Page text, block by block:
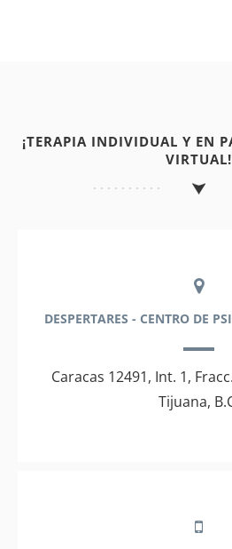
¡TERAPIA INDIVIDUAL Y EN
VIRTUAL!
DESPERTARES - CENTRO DE
Caracas 12491, Int. 1,
Tijuana,